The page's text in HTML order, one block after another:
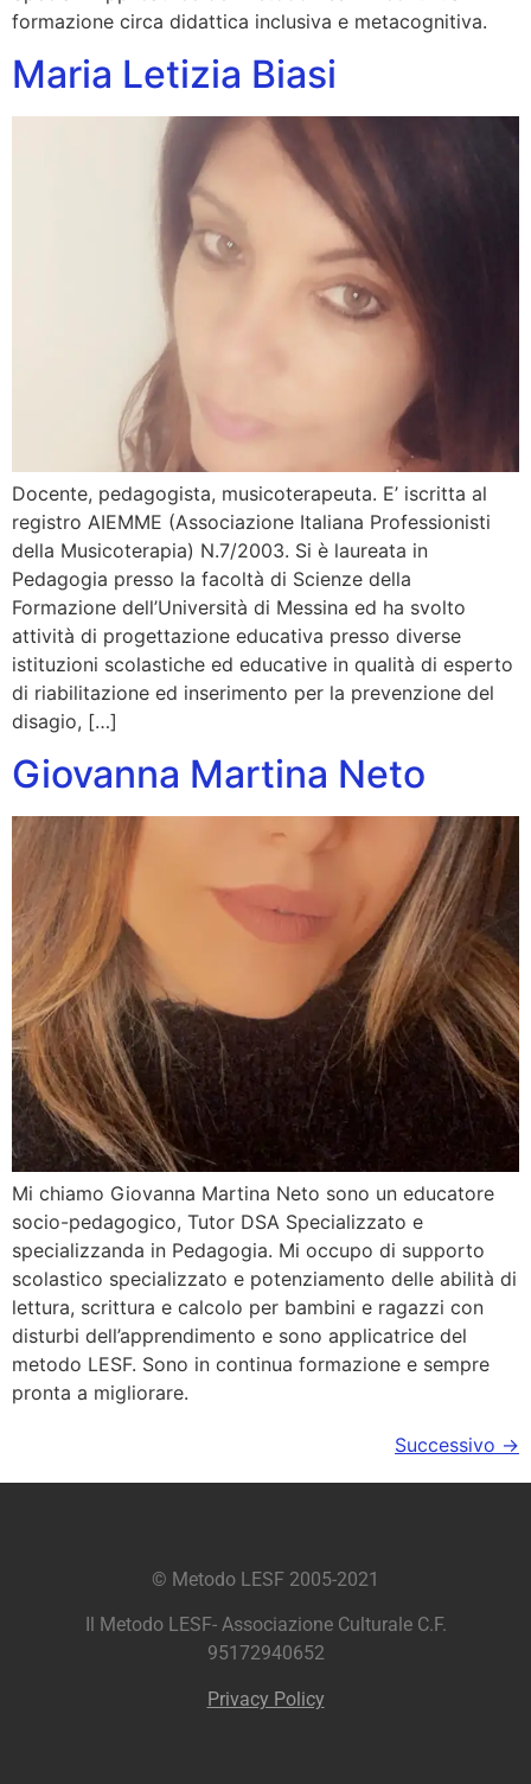
formazione circa didattica inclusiva e metacognitiva.
Maria Letizia Biasi
Docente, pedagogista, musicoterapeuta. E’ iscritta al
registro AIEMME (Associazione Italiana Professionisti
della Musicoterapia) N.7/2003. Si è laureata in
Pedagogia presso la facoltà di Scienze della
Formazione dell’Università di Messina ed ha svolto
attività di progettazione educativa presso diverse
istituzioni scolastiche ed educative in qualità di esperto
di riabilitazione ed inserimento per la prevenzione del
disagio, […]
Giovanna Martina Neto
Mi chiamo Giovanna Martina Neto sono un educatore
socio-pedagogico, Tutor DSA Specializzato e
specializzanda in Pedagogia. Mi occupo di supporto
scolastico specializzato e potenziamento delle abilità di
lettura, scrittura e calcolo per bambini e ragazzi con
disturbi dell’apprendimento e sono applicatrice del
metodo LESF. Sono in continua formazione e sempre
pronta a migliorare.
Successivo →
© Metodo LESF 2005-2021
Il Metodo LESF- Associazione Culturale C.F.
95172940652
Privacy Policy